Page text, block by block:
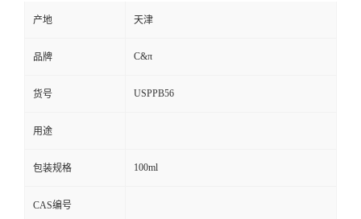
产地 天津
品牌 C&π
货号 USPPB56
用途
包装规格 100ml
CAS编号